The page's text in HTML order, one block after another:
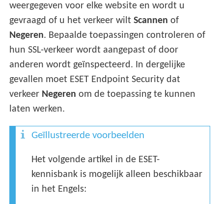
weergegeven voor elke website en wordt u
gevraagd of u het verkeer wiltScannen of
Negeren. Bepaalde toepassingen controleren of
hun SSL-verkeer wordt aangepast of door
anderen wordt geïnspecteerd. In dergelijke
gevallen moet ESET Endpoint Security dat
verkeer Negeren om de toepassing te kunnen
laten werken.
Geïllustreerde voorbeelden
Het volgende artikel in de ESET-
kennisbank is mogelijk alleen beschikbaar
in het Engels: